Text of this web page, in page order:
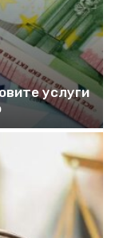
услуги